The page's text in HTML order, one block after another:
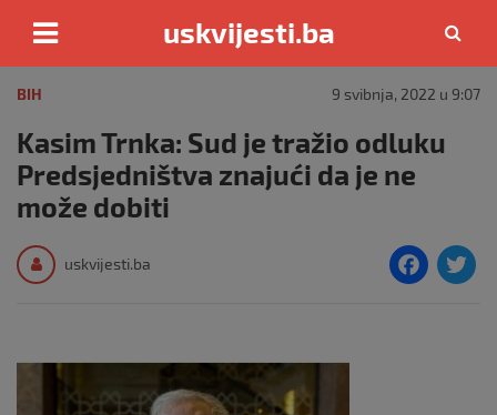
content
uskvijesti.ba
BIH 9 svibnja, 2022 u 9:07
Kasim Trnka: Sud je tražio odluku
Predsjedništva znajući da je ne
može dobiti
uskvijesti.ba
F